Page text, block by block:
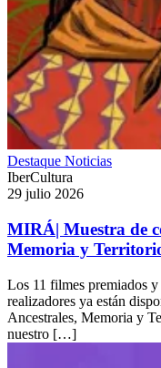
Destaque Noticias
IberCultura
29 julio 2026
MIRÁ| Muestra de
Memoria y
Los 11 filmes premiados
realizadores ya están
Ancestrales, Memoria y
nuestro […]